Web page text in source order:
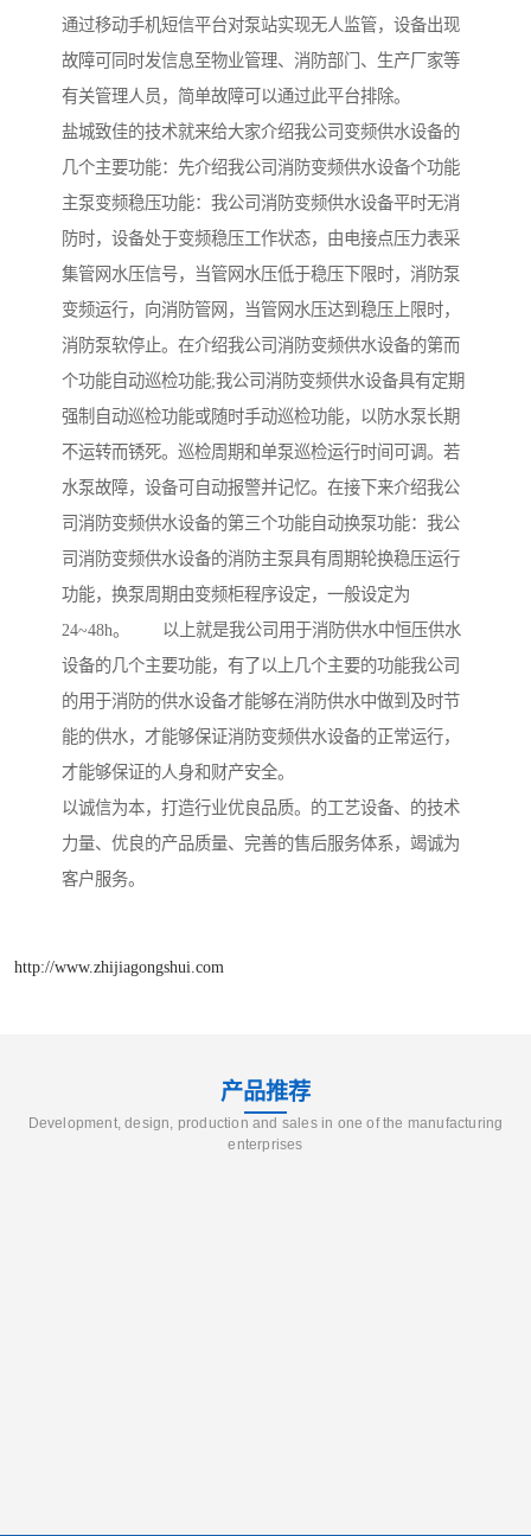
通过移动手机短信平台对泵站实现无人监管，设备出现
故障可同时发信息至物业管理、消防部门、生产厂家等
有关管理人员，简单故障可以通过此平台排除。
盐城致佳的技术就来给大家介绍我公司变频供水设备的
几个主要功能：先介绍我公司消防变频供水设备个功能
主泵变频稳压功能：我公司消防变频供水设备平时无消
防时，设备处于变频稳压工作状态，由电接点压力表采
集管网水压信号，当管网水压低于稳压下限时，消防泵
变频运行，向消防管网，当管网水压达到稳压上限时，
消防泵软停止。在介绍我公司消防变频供水设备的第而
个功能自动巡检功能;我公司消防变频供水设备具有定期
强制自动巡检功能或随时手动巡检功能，以防水泵长期
不运转而锈死。巡检周期和单泵巡检运行时间可调。若
水泵故障，设备可自动报警并记忆。在接下来介绍我公
司消防变频供水设备的第三个功能自动换泵功能：我公
司消防变频供水设备的消防主泵具有周期轮换稳压运行
功能，换泵周期由变频柜程序设定，一般设定为
24~48h。 以上就是我公司用于消防供水中恒压供水
设备的几个主要功能，有了以上几个主要的功能我公司
的用于消防的供水设备才能够在消防供水中做到及时节
能的供水，才能够保证消防变频供水设备的正常运行，
才能够保证的人身和财产安全。
以诚信为本，打造行业优良品质。的工艺设备、的技术
力量、优良的产品质量、完善的售后服务体系，竭诚为
客户服务。
http://www.zhijiagongshui.com
产品推荐
Development, design, production and sales in one of the manufacturing
enterprises